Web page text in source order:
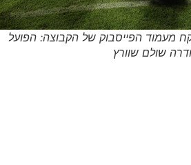
מעמוד הפייסבוק של הקבוצה: הפועל
שולם שוורץ